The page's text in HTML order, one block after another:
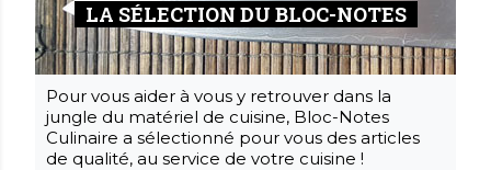
LA SÉLECTION DU BLOC-NOTES
Pour vous aider à vous y retrouver dans la
jungle du matériel de cuisine, Bloc-Notes
Culinaire a sélectionné pour vous des articles
de qualité, au service de votre cuisine !